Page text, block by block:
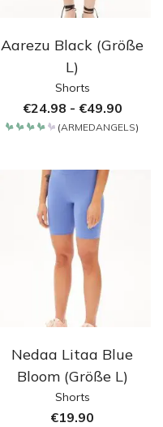
Aarezu Black (Größe
L)
Shorts
€24.98 - €49.90
(ARMEDANGELS)
Nedaa Litaa Blue
Bloom (Größe L)
Shorts
€19.90